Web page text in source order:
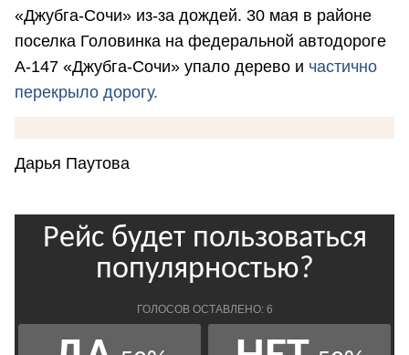
«Джубга-Сочи» из-за дождей. 30 мая в районе
поселка Головинка на федеральной автодороге
А-147 «Джубга-Сочи» упало дерево и частично
перекрыло дорогу.
Дарья Паутова